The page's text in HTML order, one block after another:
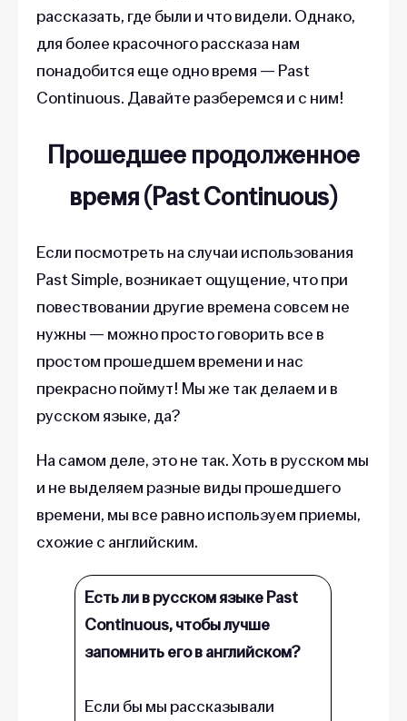
рассказать, где были и что видели. Однако,
для более красочного рассказа нам
понадобится еще одно время — Past
Continuous. Давайте разберемся и с ним!
Прошедшее продолженное
время (Past Continuous)
Если посмотреть на случаи использования
Past Simple, возникает ощущение, что при
повествовании другие времена совсем не
нужны — можно просто говорить все в
простом прошедшем времени и нас
прекрасно поймут! Мы же так делаем и в
русском языке, да?
На самом деле, это не так. Хоть в русском мы
и не выделяем разные виды прошедшего
времени, мы все равно используем приемы,
схожие с английским.
Есть ли в русском языке Past
Continuous, чтобы лучше
запомнить его в английском?
Если бы мы рассказывали